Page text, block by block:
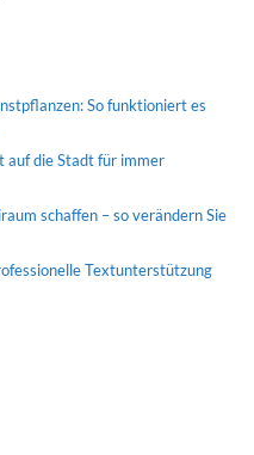
So funktioniert es
auf die Stadt für immer
schaffen – so verändern Sie
Textunterstützung